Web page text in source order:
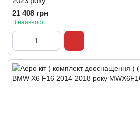
21 408 грн
В наявності